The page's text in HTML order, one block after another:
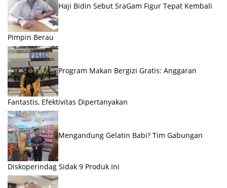
Haji Bidin Sebut SraGam Figur Tepat Kembali
Pimpin Berau
Program Makan Bergizi Gratis: Anggaran
Fantastis, Efektivitas Dipertanyakan
Mengandung Gelatin Babi? Tim Gabungan
Diskoperindag Sidak 9 Produk Ini